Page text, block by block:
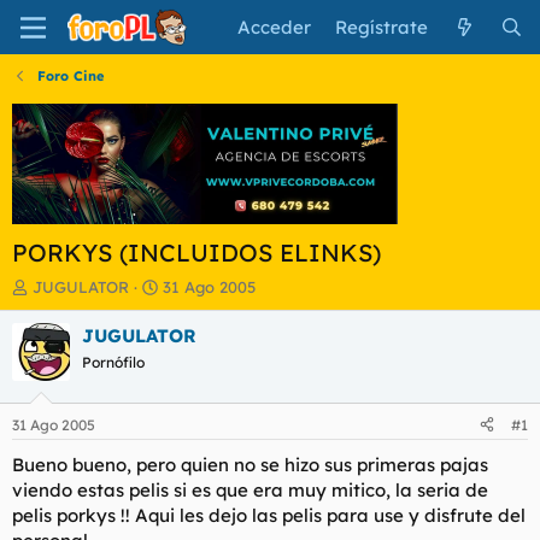
Acceder Regístrate
Foro Cine
PORKYS (INCLUIDOS ELINKS)
I
n
i
c
i
a
d
o
r
e
l
JUGULATOR
F
e
c
i
n
c
i
31 Ago 2005
JUGULATOR
Pornófilo
31 Ago 2005 #1
Bueno bueno, pero quien no se hizo sus primeras pajas
viendo estas pelis si es que era muy mitico, la seria de
pelis porkys !! Aqui les dejo las pelis para use y disfrute del